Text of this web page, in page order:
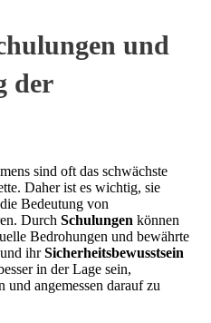
und
der
sind oft das schwächste
Daher ist es wichtig, sie
Bedeutung von
Durch Schulungen können
Bedrohungen und bewährte
ihrSicherheitsbewusstsein
in der Lage sein,
angemessen darauf zu